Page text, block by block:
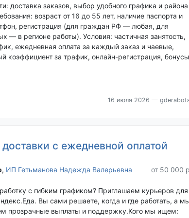
доставка заказов, выбор удобного графика и района
возраст от 16 до 55 лет, наличие паспорта и
регистрация (для граждан РФ — любая, для
— в регионе работы). Условия: частичная занятость,
ежедневная оплата за каждый заказ и чаевые,
коэффициент за трафик, онлайн-регистрация, бонусы
16 июля 2026 —
с ежедневной оплатой
, ИП Гетьманова Надежда Валерьевна от 50 000
с гибким графиком? Приглашаем курьеров для
Вы сами решаете, когда и где работать, а
прозрачные выплаты и поддержку.Кого мы ищем: